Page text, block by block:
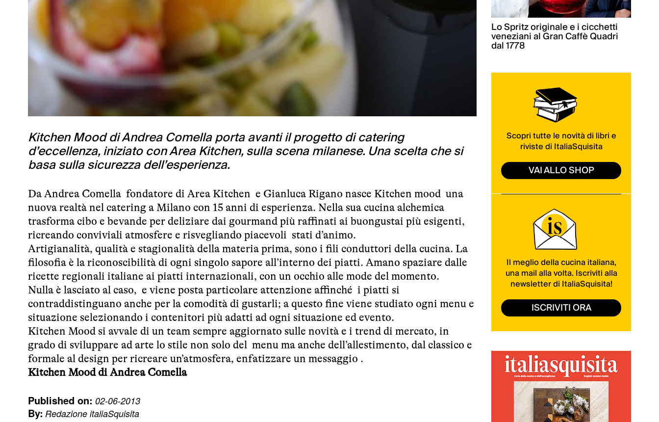
Kitchen Mood di Andrea Comella porta avanti il progetto di catering
d’eccellenza, iniziato con Area Kitchen, sulla scena milanese. Una scelta che si
basa sulla sicurezza dell’esperienza.
Da Andrea Comella fondatore di Area Kitchen e Gianluca Rigano nasce Kitchen mood una
nuova realtà nel catering a Milano con 15 anni di esperienza. Nella sua cucina alchemica
trasforma cibo e bevande per deliziare dai gourmand più raffinati ai buongustai più esigenti,
ricreando conviviali atmosfere e risvegliando piacevoli stati d’animo.
Artigianalità, qualità e stagionalità della materia prima, sono i fili conduttori della cucina. La
filosofia è la riconoscibilità di ogni singolo sapore all’interno dei piatti. Amano spaziare dalle
ricette regionali italiane ai piatti internazionali, con un occhio alle mode del momento.
Nulla è lasciato al caso, e viene posta particolare attenzione affinché i piatti si
contraddistinguano anche per la comodità di gustarli; a questo fine viene studiato ogni menu e
situazione selezionando i contenitori più adatti ad ogni situazione ed evento.
Kitchen Mood si avvale di un team sempre aggiornato sulle novità e i trend di mercato, in
grado di sviluppare ad arte lo stile non solo del menu ma anche dell’allestimento, dal classico e
formale al design per ricreare un’atmosfera, enfatizzare un messaggio .
Kitchen Mood di Andrea Comella
Published on: 02-06-2013
By: Redazione italiaSquisita
Lo Spritz originale e i cicchetti
veneziani al Gran Caffè Quadri
dal 1778
Scopri tutte le novità di libri e
riviste di ItaliaSquisita
VAI ALLO SHOP
Il meglio della cucina italiana,
una mail alla volta. Iscriviti alla
newsletter di ItaliaSquisita!
ISCRIVITI ORA